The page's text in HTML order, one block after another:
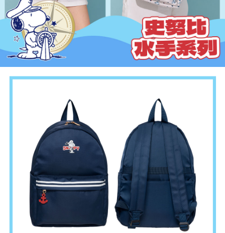
【注意事項】
１．透過由恩沛科技股份有限公司提供之「AFTEE先享後付」服務完成之交
易，需依本服務之必要範圍內提供個人資料，並將交易相關給付款項請求債
權轉讓予恩沛科技股份有限公司。
２．關於個人資料處理事宜，請瀏覽以下網址：
https://aftee.tw/terms/#terms3
３．未成年的使用者請事先徵得法定代理人或監護人之同意方可使用
任。
時審查核予不同之上限額度；若仍有額度不足之情形，本公司將視審查結果
請求用戶進行身份認證。
５．嚴禁一人註冊多個帳號或使用他人資訊註冊。若發現惡意使用之情形，
恩沛科技股份有限公司將有權停止該用戶之使用額度並採取法律行動。